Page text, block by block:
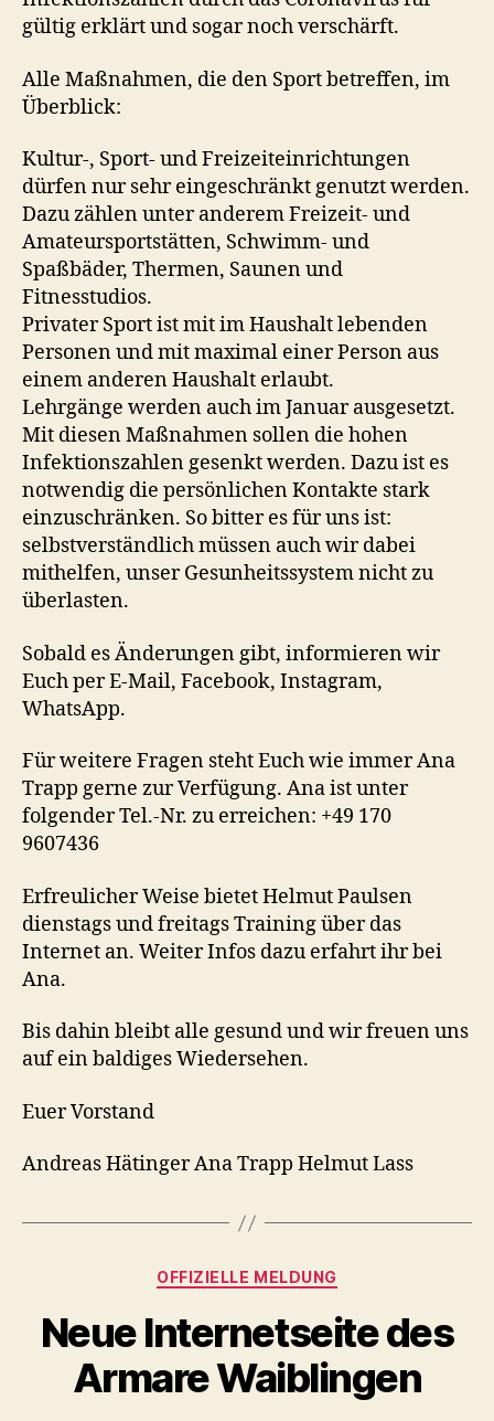
gültig erklärt und sogar noch verschärft.
Alle Maßnahmen, die den Sport betreffen, im
Überblick:
Kultur-, Sport- und Freizeiteinrichtungen
dürfen nur sehr eingeschränkt genutzt werden.
Dazu zählen unter anderem Freizeit- und
Amateursportstätten, Schwimm- und
Spaßbäder, Thermen, Saunen und
Fitnesstudios.
Privater Sport ist mit im Haushalt lebenden
Personen und mit maximal einer Person aus
einem anderen Haushalt erlaubt.
Lehrgänge werden auch im Januar ausgesetzt.
Mit diesen Maßnahmen sollen die hohen
Infektionszahlen gesenkt werden. Dazu ist es
notwendig die persönlichen Kontakte stark
einzuschränken. So bitter es für uns ist:
selbstverständlich müssen auch wir dabei
mithelfen, unser Gesunheitssystem nicht zu
überlasten.
Sobald es Änderungen gibt, informieren wir
Euch per E-Mail, Facebook, Instagram,
WhatsApp.
Für weitere Fragen steht Euch wie immer Ana
Trapp gerne zur Verfügung. Ana ist unter
folgender Tel.-Nr. zu erreichen: +49 170
9607436
Erfreulicher Weise bietet Helmut Paulsen
dienstags und freitags Training über das
Internet an. Weiter Infos dazu erfahrt ihr bei
Ana.
Bis dahin bleibt alle gesund und wir freuen uns
auf ein baldiges Wiedersehen.
Euer Vorstand
Andreas Hätinger Ana Trapp Helmut Lass
Kategorien
OFFIZIELLE MELDUNG
Neue Internetseite des
Armare Waiblingen